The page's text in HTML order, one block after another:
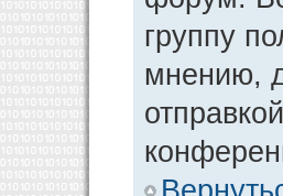
группу
мнению,